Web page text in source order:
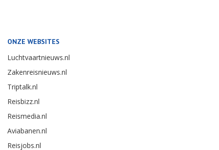
ONZE WEBSITES
Luchtvaartnieuws.nl
Zakenreisnieuws.nl
Triptalk.nl
Reisbizz.nl
Reismedia.nl
Aviabanen.nl
Reisjobs.nl